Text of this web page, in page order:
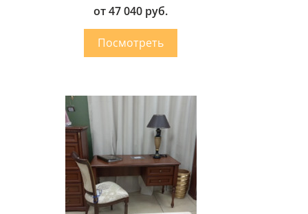
от 47 040 руб.